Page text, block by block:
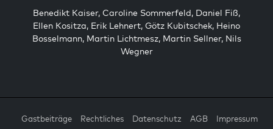
Benedikt Kaiser, Caroline Sommerfeld, Daniel Fiß,
Ellen Kositza, Erik Lehnert, Götz Kubitschek, Heino
Bosselmann, Martin Lichtmesz, Martin Sellner, Nils
Wegner
Gastbeiträge Rechtliches Datenschutz AGB Impressum